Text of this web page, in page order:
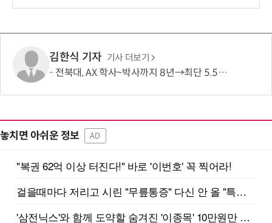
보
김한식 기자 기사 더보기
전북대, AX 학사~박사까지 8년→최단 5.5년 가능…톱 100 AI 특화대학원 도약도
놓치면 아쉬운 정보 AD